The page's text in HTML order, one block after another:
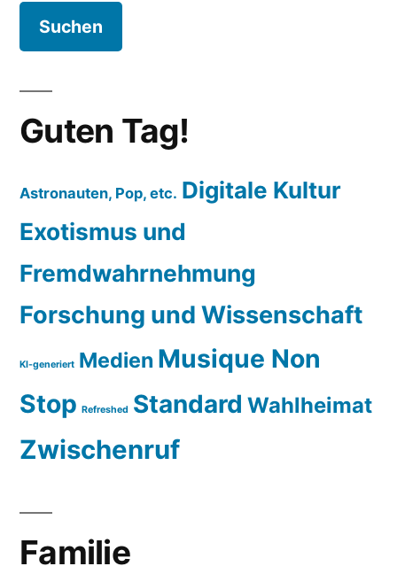
Guten Tag!
Astronauten, Pop, etc. Digitale Kultur
Exotismus und
Fremdwahrnehmung
Forschung und Wissenschaft
KI-generiert Medien Musique Non
Stop Refreshed Standard Wahlheimat
Zwischenruf
Familie